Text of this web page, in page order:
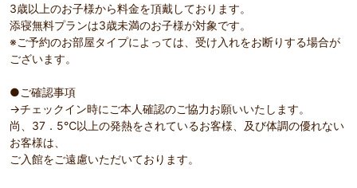
3歳以上のお子様から料金を頂戴しております。
添寝無料プランは3歳未満のお子様が対象です。
※ご予約のお部屋タイプによっては、受け入れをお断りする場合が
ございます。
●ご確認事項
→チェックイン時にご本人確認のご協力お願いいたします。
尚、37．5℃以上の発熱をされているお客様、及び体調の優れない
お客様は、
ご入館をご遠慮いただいております。